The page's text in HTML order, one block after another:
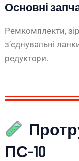
Основні
Ремкомплекти,
з’єднувальні
редуктори.
ПС-10